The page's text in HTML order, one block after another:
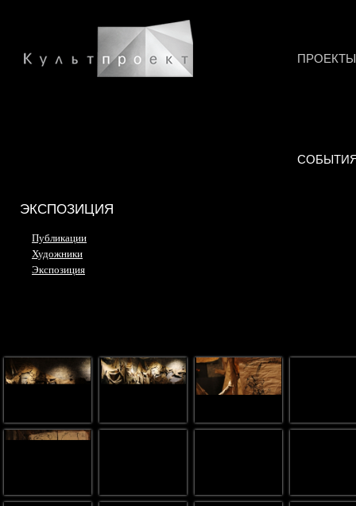
ПРОЕКТЫ
ЭКСПОЗИЦИЯ
Публикации
Художники
Экспозиция